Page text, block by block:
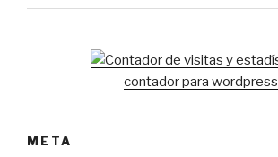
contador para wordpress
META